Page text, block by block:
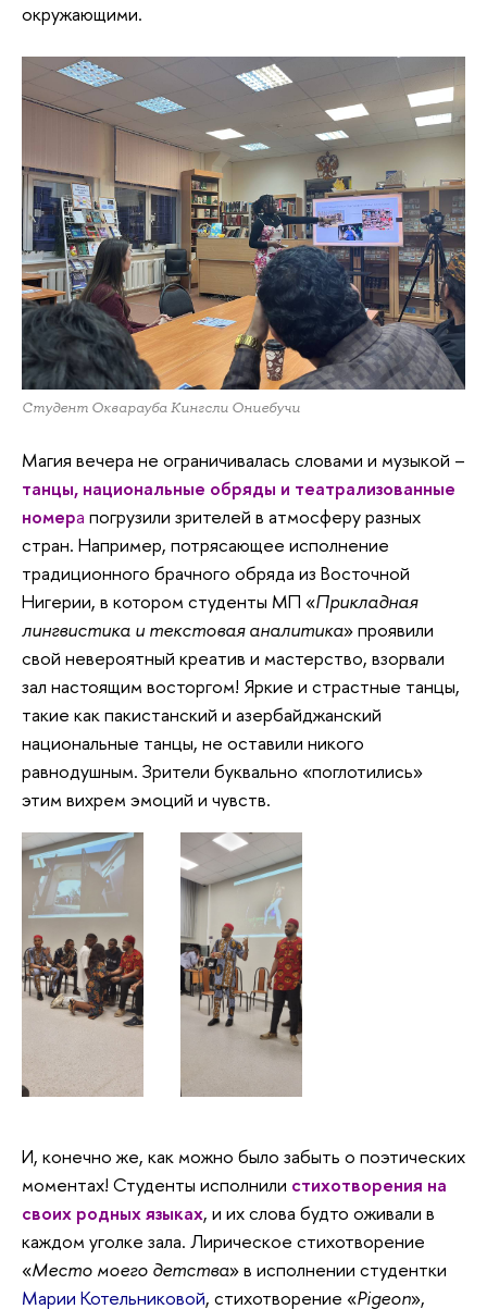
окружающими.
Студент Окварауба Кингсли Ониебучи
Магия вечера не ограничивалась словами и музыкой –
танцы, национальные обряды и театрализованные
номера погрузили зрителей в атмосферу разных
стран. Например, потрясающее исполнение
традиционного брачного обряда из Восточной
Нигерии, в котором студенты МП «Прикладная
лингвистика и текстовая аналитика» проявили
свой невероятный креатив и мастерство, взорвали
зал настоящим восторгом! Яркие и страстные танцы,
такие как пакистанский и азербайджанский
национальные танцы, не оставили никого
равнодушным. Зрители буквально «поглотились»
этим вихрем эмоций и чувств.
И, конечно же, как можно было забыть о поэтических
моментах! Студенты исполнили стихотворения на
своих родных языках, и их слова будто оживали в
каждом уголке зала. Лирическое стихотворение
«Место моего детства» в исполнении студентки
Марии Котельниковой, стихотворение «Pigeon»,